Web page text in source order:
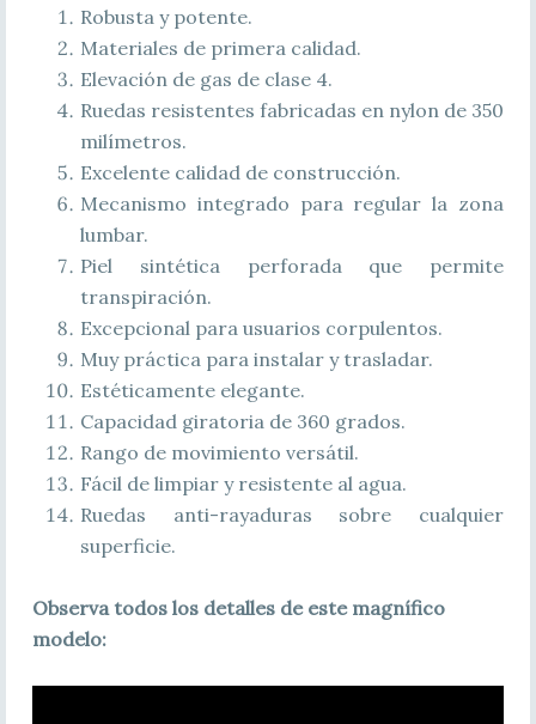
Robusta y potente.
Materiales de primera calidad.
Elevación de gas de clase 4.
Ruedas resistentes fabricadas en nylon de 350
milímetros.
Excelente calidad de construcción.
Mecanismo integrado para regular la zona
lumbar.
Piel sintética perforada que permite
transpiración.
Excepcional para usuarios corpulentos.
Muy práctica para instalar y trasladar.
Estéticamente elegante.
Capacidad giratoria de 360 grados.
Rango de movimiento versátil.
Fácil de limpiar y resistente al agua.
Ruedas anti-rayaduras sobre cualquier
superficie.
Observa todos los detalles de este magnífico
modelo: